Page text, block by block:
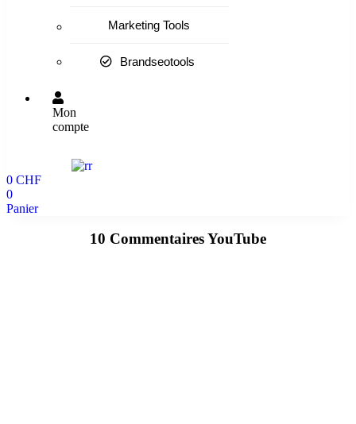
Marketing Tools
Brandseotools
Mon
compte
0 CHF
0
Panier
10 Commentaires YouTube